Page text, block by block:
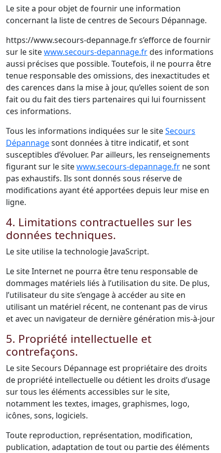
Le site a pour objet de fournir une information
concernant la liste de centres de Secours Dépannage.
https://www.secours-depannage.fr s’efforce de fournir
sur le sitewww.secours-depannage.frdes informations
aussi précises que possible. Toutefois, il ne pourra être
tenue responsable des omissions, des inexactitudes et
des carences dans la mise à jour, qu’elles soient de son
fait ou du fait des tiers partenaires qui lui fournissent
ces informations.
Tous les informations indiquées sur le siteSecours
Dépannagesont données à titre indicatif, et sont
susceptibles d’évoluer. Par ailleurs, les renseignements
figurant sur le sitewww.secours-depannage.fr ne sont
pas exhaustifs. Ils sont donnés sous réserve de
modifications ayant été apportées depuis leur mise en
ligne.
4. Limitations contractuelles sur les
données techniques.
Le site utilise la technologie JavaScript.
Le site Internet ne pourra être tenu responsable de
dommages matériels liés à l’utilisation du site. De plus,
l’utilisateur du site s’engage à accéder au site en
utilisant un matériel récent, ne contenant pas de virus
et avec un navigateur de dernière génération mis-à-jour
5. Propriété intellectuelle et
contrefaçons.
Le site Secours Dépannage est propriétaire des droits
de propriété intellectuelle ou détient les droits d’usage
sur tous les éléments accessibles sur le site,
notamment les textes, images, graphismes, logo,
icônes, sons, logiciels.
Toute reproduction, représentation, modification,
publication, adaptation de tout ou partie des éléments